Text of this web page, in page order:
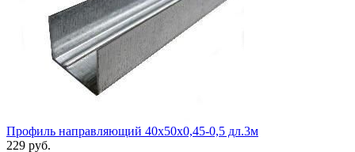
Профиль направляющий 40х50х0,45-0,5 дл.3м
229 руб.